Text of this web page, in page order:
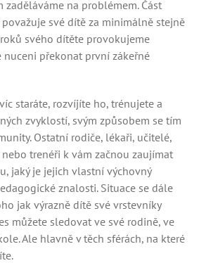
zaděláváme na problémem. Část
své dítě za minimálně stejně
svého dítěte provokujeme
nuceni překonat první zákeřné
staráte, rozvíjíte ho, trénujete a
zvyklostí, svým způsobem se tím
Ostatní rodiče, lékaři, učitelé,
trenéři k vám začnou zaujímat
jaký je jejich vlastní výchovný
znalosti. Situace se dále
jak výrazně dítě své vrstevníky
můžete sledovat ve své rodině, ve
Ale hlavně v těch sférách, na které